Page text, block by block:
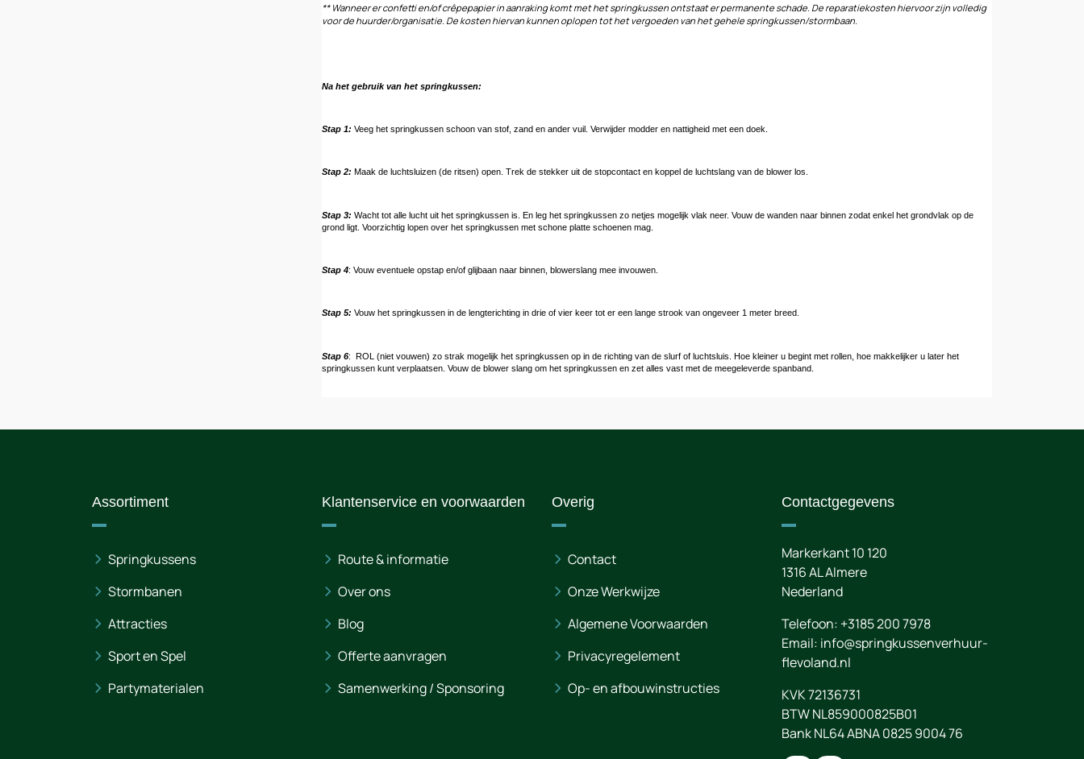
** Wanneer er confetti en/of crêpepapier in aanraking komt met het springkussen ontstaat er permanente schade. De reparatiekosten hiervoor zijn volledig
voor de huurder/organisatie. De kosten hiervan kunnen oplopen tot het vergoeden van het gehele springkussen/stormbaan.
Na het gebruik van het springkussen:
Stap 1: Veeg het springkussen schoon van stof, zand en ander vuil. Verwijder modder en nattigheid met een doek.
Stap 2: Maak de luchtsluizen (de ritsen) open. Trek de stekker uit de stopcontact en koppel de luchtslang van de blower los.
Stap 3: Wacht tot alle lucht uit het springkussen is. En leg het springkussen zo netjes mogelijk vlak neer. Vouw de wanden naar binnen zodat enkel het grondvlak op de
grond ligt. Voorzichtig lopen over het springkussen met schone platte schoenen mag.
Stap 4: Vouw eventuele opstap en/of glijbaan naar binnen, blowerslang mee invouwen.
Stap 5: Vouw het springkussen in de lengterichting in drie of vier keer tot er een lange strook van ongeveer 1 meter breed.
Stap 6: ROL (niet vouwen) zo strak mogelijk het springkussen op in de richting van de slurf of luchtsluis. Hoe kleiner u begint met rollen, hoe makkelijker u later het
springkussen kunt verplaatsen. Vouw de blower slang om het springkussen en zet alles vast met de meegeleverde spanband.
Assortiment
Springkussens
Stormbanen
Attracties
Sport en Spel
Partymaterialen
Klantenservice en voorwaarden
Route & informatie
Over ons
Blog
Offerte aanvragen
Samenwerking / Sponsoring
Overig
Contact
Onze Werkwijze
Algemene Voorwaarden
Privacyregelement
Op- en afbouwinstructies
Contactgegevens
Markerkant 10 120
1316 ALAlmere
Nederland
Telefoon: +3185 200 7978
Email: info@springkussenverhuur-
flevoland.nl
KVK 72136731
BTW NL859000825B01
Bank NL64 ABNA 0825 9004 76